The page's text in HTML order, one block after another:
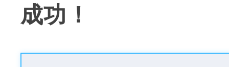
成功！